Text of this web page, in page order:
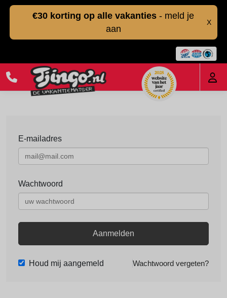
€30 korting op alle vakanties - meld je
aan
X
E-mailadres
Wachtwoord
Aanmelden
Houd mij aangemeld Wachtwoord vergeten?